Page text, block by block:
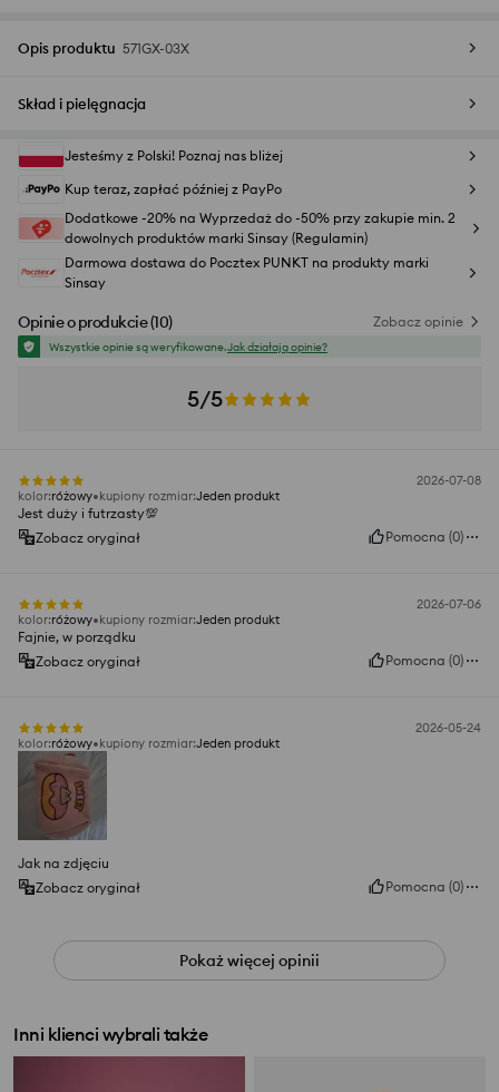
Opis produktu 571GX-03X
Skład i pielęgnacja
Jesteśmy z Polski! Poznaj nas bliżej
Kup teraz, zapłać później z PayPo
Dodatkowe -20% na Wyprzedaż do -50% przy zakupie min. 2
dowolnych produktów marki Sinsay (Regulamin)
Darmowa dostawa do Pocztex PUNKT na produkty marki
Sinsay
Opinie o produkcie(10) Zobacz opinie
Wszystkie opinie są weryfikowane.Jak działają opinie?
5/5
2026-07-08
kolor:różowy kupiony rozmiar:Jeden produkt
Jest duży i futrzasty💯
Zobacz oryginał
Pomocna (0)
2026-07-06
kolor:różowy kupiony rozmiar:Jeden produkt
Fajnie, w porządku
Zobacz oryginał
Pomocna (0)
2026-05-24
kolor:różowy kupiony rozmiar:Jeden produkt
Jak na zdjęciu
Zobacz oryginał
Pomocna (0)
Pokaż więcej opinii
Inni klienci wybrali także